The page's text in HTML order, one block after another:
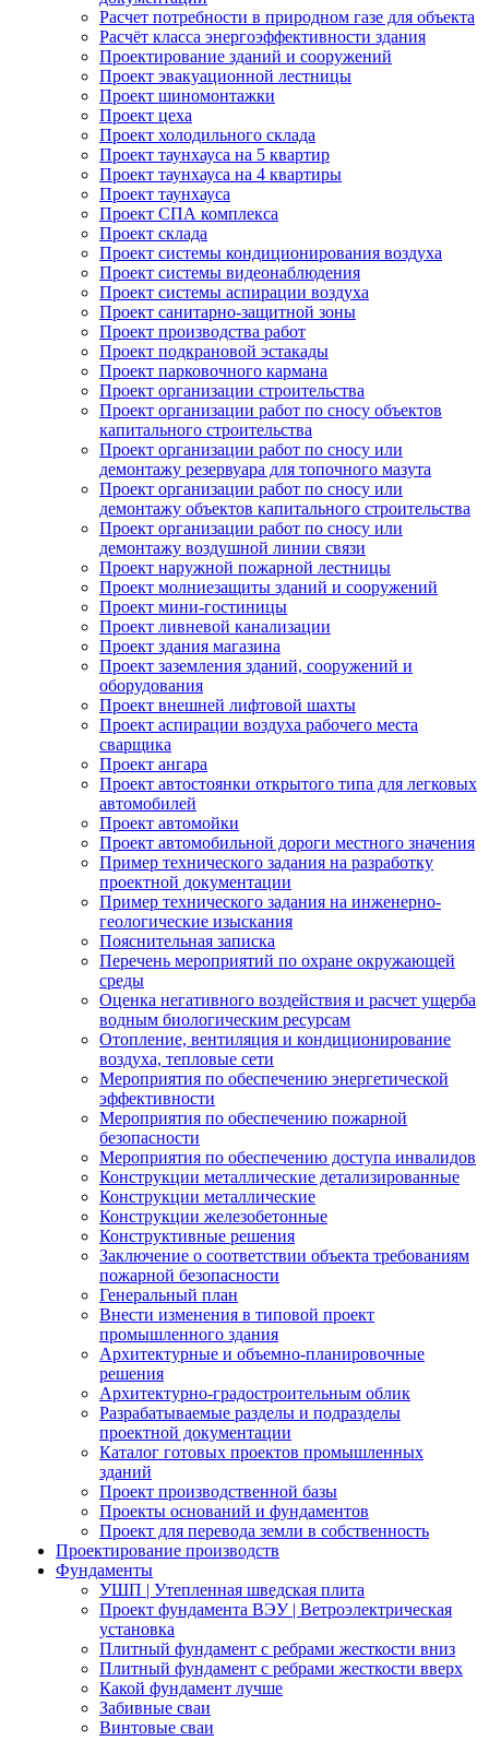
Расчет потребности в природном газе для объекта
Расчёт класса энергоэффективности здания
Проектирование зданий и сооружений
Проект эвакуационной лестницы
Проект шиномонтажки
Проект цеха
Проект холодильного склада
Проект таунхауса на 5 квартир
Проект таунхауса на 4 квартиры
Проект таунхауса
Проект СПА комплекса
Проект склада
Проект системы кондиционирования воздуха
Проект системы видеонаблюдения
Проект системы аспирации воздуха
Проект санитарно-защитной зоны
Проект производства работ
Проект подкрановой эстакады
Проект парковочного кармана
Проект организации строительства
Проект организации работ по сносу объектов
капитального строительства
Проект организации работ по сносу или
демонтажу резервуара для топочного мазута
Проект организации работ по сносу или
демонтажу объектов капитального строительства
Проект организации работ по сносу или
демонтажу воздушной линии связи
Проект наружной пожарной лестницы
Проект молниезащиты зданий и сооружений
Проект мини-гостиницы
Проект ливневой канализации
Проект здания магазина
Проект заземления зданий, сооружений и
оборудования
Проект внешней лифтовой шахты
Проект аспирации воздуха рабочего места
сварщика
Проект ангара
Проект автостоянки открытого типа для легковых
автомобилей
Проект автомойки
Проект автомобильной дороги местного значения
Пример технического задания на разработку
проектной документации
Пример технического задания на инженерно-
геологические изыскания
Пояснительная записка
Перечень мероприятий по охране окружающей
среды
Оценка негативного воздействия и расчет ущерба
водным биологическим ресурсам
Отопление, вентиляция и кондиционирование
воздуха, тепловые сети
Мероприятия по обеспечению энергетической
эффективности
Мероприятия по обеспечению пожарной
безопасности
Мероприятия по обеспечению доступа инвалидов
Конструкции металлические детализированные
Конструкции металлические
Конструкции железобетонные
Конструктивные решения
Заключение о соответствии объекта требованиям
пожарной безопасности
Генеральный план
Внести изменения в типовой проект
промышленного здания
Архитектурные и объемно-планировочные
решения
Архитектурно-градостроительным облик
Разрабатываемые разделы и подразделы
проектной документации
Каталог готовых проектов промышленных
зданий
Проект производственной базы
Проекты оснований и фундаментов
Проект для перевода земли в собственность
Проектирование производств
Фундаменты
УШП | Утепленная шведская плита
Проект фундамента ВЭУ | Ветроэлектрическая
установка
Плитный фундамент с ребрами жесткости вниз
Плитный фундамент с ребрами жесткости вверх
Какой фундамент лучше
Забивные сваи
Винтовые сваи